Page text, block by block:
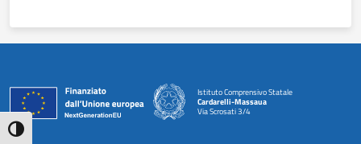
Attiva/disattiva alto contrasto
Istituto Comprensivo Statale
Cardarelli-Massaua
Via Scrosati 3/4